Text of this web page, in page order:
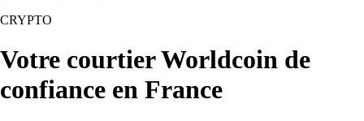
CRYPTO
Votre courtier Worldcoin de
confiance en France